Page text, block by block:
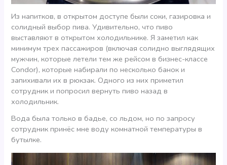
Из напитков, в открытом доступе были соки, газировка и
солидный выбор пива. Удивительно, что пиво
выставляют в открытом холодильнике. Я заметил как
минимум трех пассажиров (включая солидно выглядящих
мужчин, которые летели тем же рейсом в бизнес-классе
Condor), которые набирали по несколько банок и
запихивали их в рюкзак. Одного из них приметил
сотрудник и попросил вернуть пиво назад в
холодильник.
Вода была только в бадье, со льдом, но по запросу
сотрудник принёс мне воду комнатной температуры в
бутылке.